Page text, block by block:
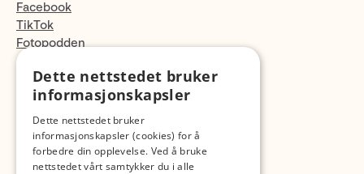
Facebook
TikTok
Fotopodden
Med forbehold om skrive- og lagerfeil
Dette nettstedet bruker
informasjonskapsler
Dette nettstedet bruker
informasjonskapsler (cookies) for å
forbedre din opplevelse. Ved å bruke
nettstedet vårt samtykker du i alle